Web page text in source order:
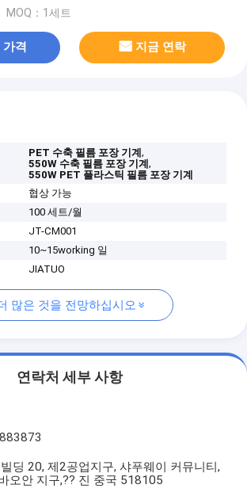
MOQ：1세트
격 지금 연락
PET 수축 필름 포장 기계,
550W 수축 필름 포장 기계,
550W PET 플라스틱 필름 포장 기계
협상 가능
100 세트/월
JT-CM001
10~15working 일
JIATUO
많은 것을 전망하십시오
연락처 세부 사항
딩 20, 제2공업지구, 샤푸웨이 커뮤니티,
오안 지구,?? 진 중국 518105